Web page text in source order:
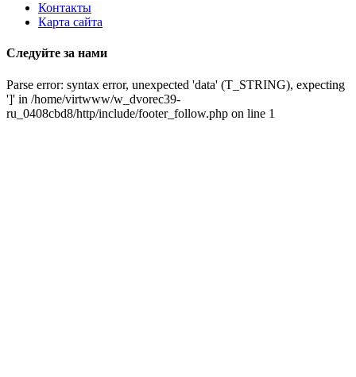
Контакты
Карта сайта
Следуйте за нами
Parse error: syntax error, unexpected 'data' (T_STRING), expecting
']' in /home/virtwww/w_dvorec39-
ru_0408cbd8/http/include/footer_follow.php on line 1